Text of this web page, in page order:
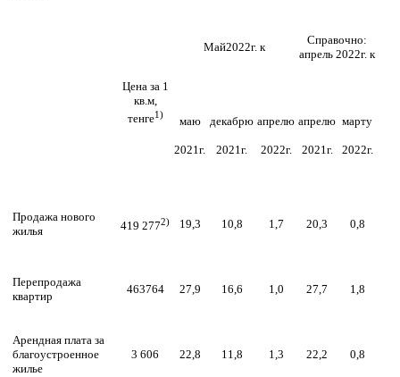
Цена за 1
кв.м,
тенге1)
Май2022г. к
Справочно:
апрель 2022г. к
маю
2021г.
декабрю
2021г.
апрелю
2022г.
апрелю
2021г.
марту
2022г.
Продажа нового
жилья
419 2772) 19,3 10,8 1,7 20,3 0,8
Перепродажа
квартир
463764 27,9 16,6 1,0 27,7 1,8
Арендная плата за
благоустроенное
жилье
3 606 22,8 11,8 1,3 22,2 0,8